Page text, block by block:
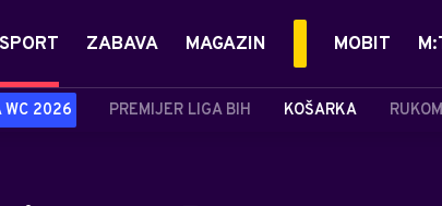
SPORT
WC 2026 PREMIJER LIGA BIH KOŠARKA
ZABAVA MAGAZIN MOBIT